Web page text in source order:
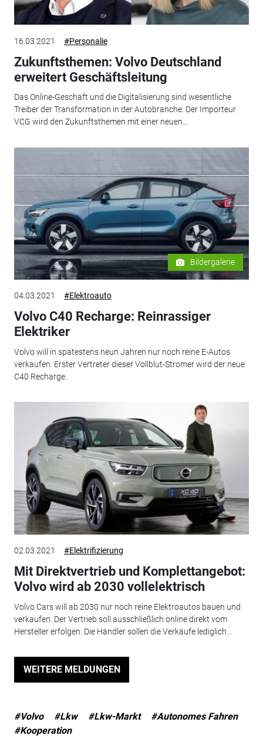
16.03.2021 #Personalie
Zukunftsthemen: Volvo Deutschland
erweitert Geschäftsleitung
Das Online-Geschäft und die Digitalisierung sind wesentliche
Treiber der Transformation in der Autobranche. Der Importeur
VCG wird den Zukunftsthemen mit einer neuen...
Bildergalerie
04.03.2021 #Elektroauto
Volvo C40 Recharge: Reinrassiger
Elektriker
Volvo will in spätestens neun Jahren nur noch reine E-Autos
verkaufen. Erster Vertreter dieser Vollblut-Stromer wird der neue
C40 Recharge.
02.03.2021 #Elektrifizierung
Mit Direktvertrieb und Komplettangebot:
Volvo wird ab 2030 vollelektrisch
Volvo Cars will ab 2030 nur noch reine Elektroautos bauen und
verkaufen. Der Vertrieb soll ausschließlich online direkt vom
Hersteller erfolgen. Die Händler sollen die Verkäufe lediglich...
WEITERE MELDUNGEN
#Volvo #Lkw #Lkw-Markt
#Autonomes Fahren
#Kooperation